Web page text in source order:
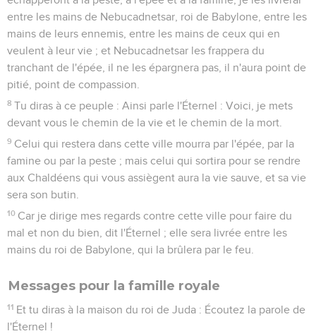
entre les mains de Nebucadnetsar, roi de Babylone, entre les
mains de leurs ennemis, entre les mains de ceux qui en
veulent à leur vie ; et Nebucadnetsar les frappera du
tranchant de l'épée, il ne les épargnera pas, il n'aura point de
pitié, point de compassion.
8 Tu diras à ce peuple : Ainsi parle l'Éternel : Voici, je mets
devant vous le chemin de la vie et le chemin de la mort.
9 Celui qui restera dans cette ville mourra par l'épée, par la
famine ou par la peste ; mais celui qui sortira pour se rendre
aux Chaldéens qui vous assiègent aura la vie sauve, et sa vie
sera son butin.
10 Car je dirige mes regards contre cette ville pour faire du
mal et non du bien, dit l'Éternel ; elle sera livrée entre les
mains du roi de Babylone, qui la brûlera par le feu.
Messages pour la famille royale
11 Et tu diras à la maison du roi de Juda : Écoutez la parole de
l'Éternel !